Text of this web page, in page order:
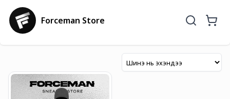
Forceman Store